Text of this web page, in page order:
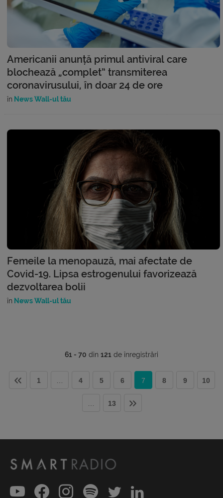
Americanii anunță primul antiviral care
blochează „complet” transmiterea
coronavirusului, în doar 24 de ore
în News Wall-ul tău
Femeile la menopauză, mai afectate de
Covid-19. Lipsa estrogenului favorizează
dezvoltarea bolii
în News Wall-ul tău
61 - 70 din 121 de înregistrări
1 4 5 6 7 8 9 10
13